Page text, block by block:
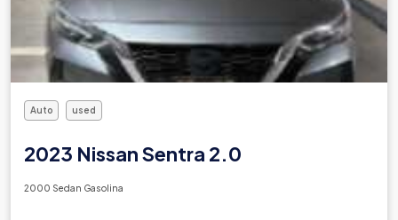
Auto used
2023 Nissan Sentra 2.0
2000 Sedan Gasolina